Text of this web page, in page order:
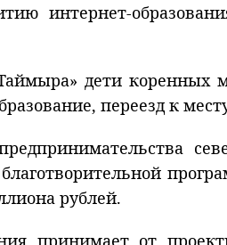
интернет-
дети коренных
переезд к
рублей.
принимает от